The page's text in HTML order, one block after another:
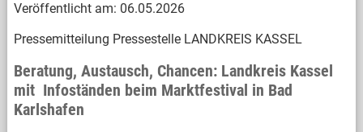
Veröffentlicht am: 06.05.2026
Pressemitteilung Pressestelle LANDKREIS KASSEL
Beratung, Austausch, Chancen: Landkreis Kassel
mit Infoständen beim Marktfestival in Bad
Karlshafen